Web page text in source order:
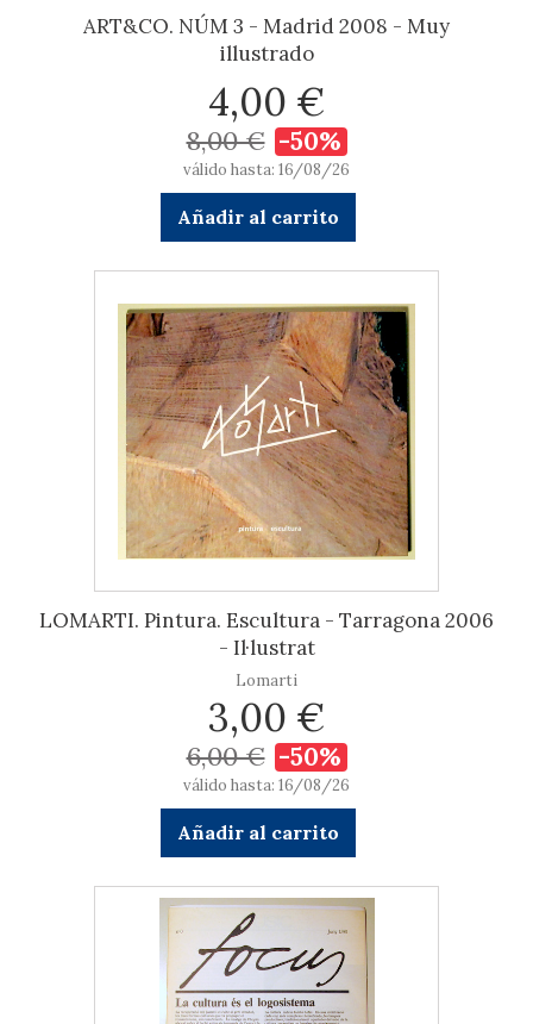
ART&CO. NÚM 3 - Madrid 2008 - Muy
illustrado
4,00 €
8,00 € -50%
válido hasta: 16/08/26
Añadir al carrito
LOMARTI. Pintura. Escultura - Tarragona 2006
- Il·lustrat
Lomarti
3,00 €
6,00 € -50%
válido hasta: 16/08/26
Añadir al carrito